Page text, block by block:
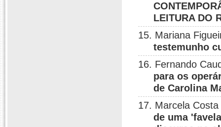
LEITURA DO
15. Mariana
testemunho
16. Fernando
para os
de Carolina
17. Marcela
de uma